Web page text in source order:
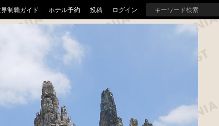
制覇ガイド ホテル予約 投稿 ログイン